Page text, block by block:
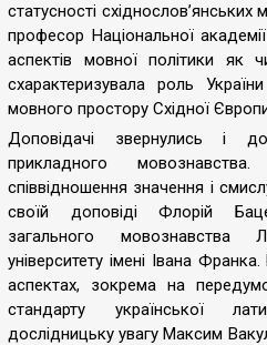
статусності
професор Національної
аспектів мовної політики як
схарактеризувала роль
мовного простору Східної
Доповідачі звернулись і
прикладного
співвідношення значення і
своїй доповіді Флорій
загального мовознавства
університету імені Івана
аспектах, зокрема на
стандарту української
дослідницьку увагу Максим